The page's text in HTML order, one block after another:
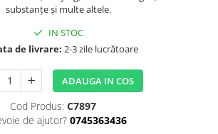
substanţe şi multe altele.
IN STOC
de livrare: 2-3 zile lucrătoare
ADAUGA IN COS
Cod Produs: C7897
de ajutor? 0745363436